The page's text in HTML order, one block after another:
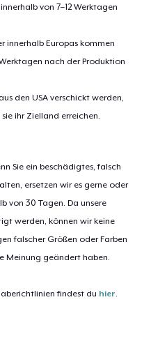
von 7–12 Werktagen
innerhalb Europas kommen
nach der Produktion
den USA verschickt werden,
ihr Zielland erreichen.
Sie ein beschädigtes, falsch
ersetzen wir es gerne oder
von 30 Tagen. Da unsere
werden, können wir keine
falscher Größen oder Farben
Meinung geändert haben.
findest du hier.